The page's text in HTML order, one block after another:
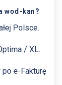
wod-kan?
Polsce.
/ XL.
e-Fakturę